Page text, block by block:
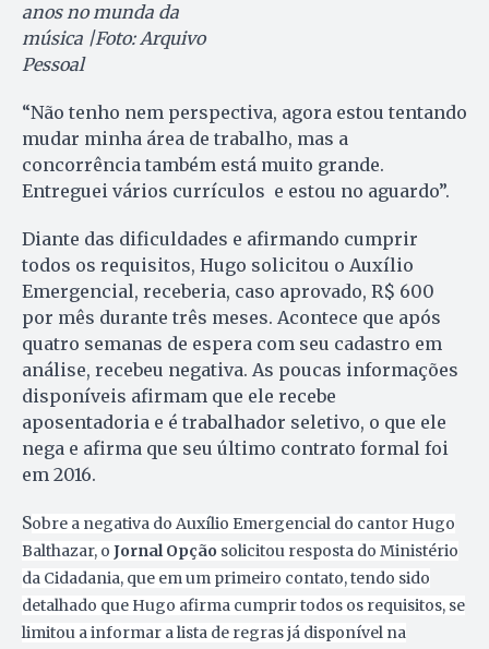
anos no munda da
música |Foto: Arquivo
Pessoal
“Não tenho nem perspectiva, agora estou tentando
mudar minha área de trabalho, mas a
concorrência também está muito grande.
Entreguei vários currículos e estou no aguardo”.
Diante das dificuldades e afirmando cumprir
todos os requisitos, Hugo solicitou o Auxílio
Emergencial, receberia, caso aprovado, R$ 600
por mês durante três meses. Acontece que após
quatro semanas de espera com seu cadastro em
análise, recebeu negativa. As poucas informações
disponíveis afirmam que ele recebe
aposentadoria e é trabalhador seletivo, o que ele
nega e afirma que seu último contrato formal foi
em 2016.
Sobre a negativa do Auxílio Emergencial do cantor Hugo
Balthazar, o Jornal Opção solicitou resposta do Ministério
da Cidadania, que em um primeiro contato, tendo sido
detalhado que Hugo afirma cumprir todos os requisitos, se
limitou a informar a lista de regras já disponível na